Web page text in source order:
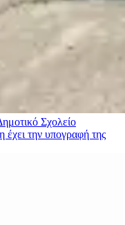
Σχολείο
έχει την υπογραφή της